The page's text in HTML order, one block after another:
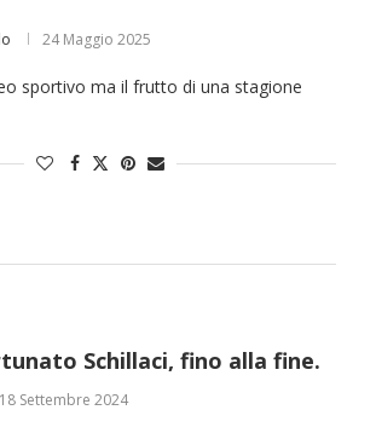
24 Maggio 2025
sportivo ma il frutto di una stagione
Schillaci, fino alla fine.
18 Settembre 2024